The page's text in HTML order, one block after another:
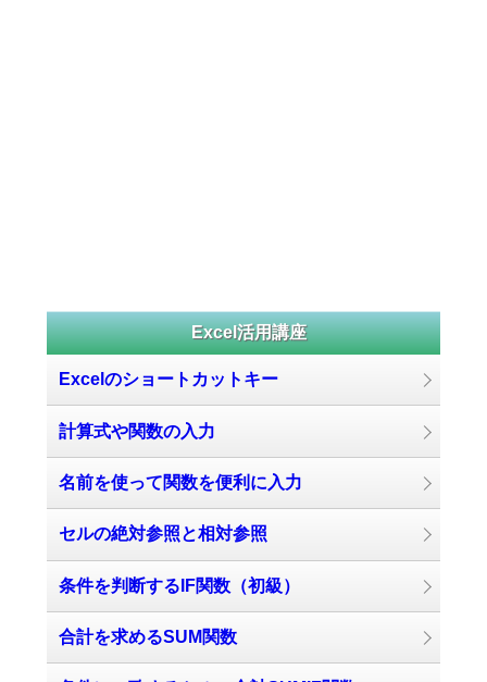
Excel活用講座
Excelのショートカットキー
計算式や関数の入力
名前を使って関数を便利に入力
セルの絶対参照と相対参照
条件を判断するIF関数（初級）
合計を求めるSUM関数